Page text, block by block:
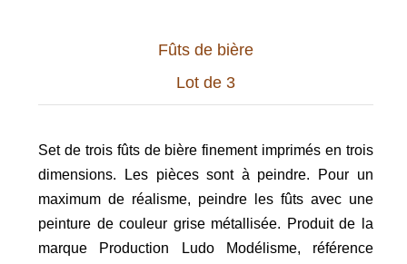
Fûts de bière
Lot de 3
Set de trois fûts de bière finement imprimés en trois
dimensions. Les pièces sont à peindre. Pour un
maximum de réalisme, peindre les fûts avec une
peinture de couleur grise métallisée. Produit de la
marque Production Ludo Modélisme, référence